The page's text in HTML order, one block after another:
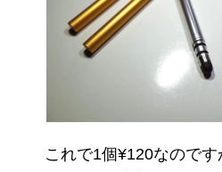
これで1個¥120なので